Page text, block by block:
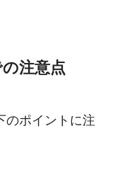
注意点
のポイントに注